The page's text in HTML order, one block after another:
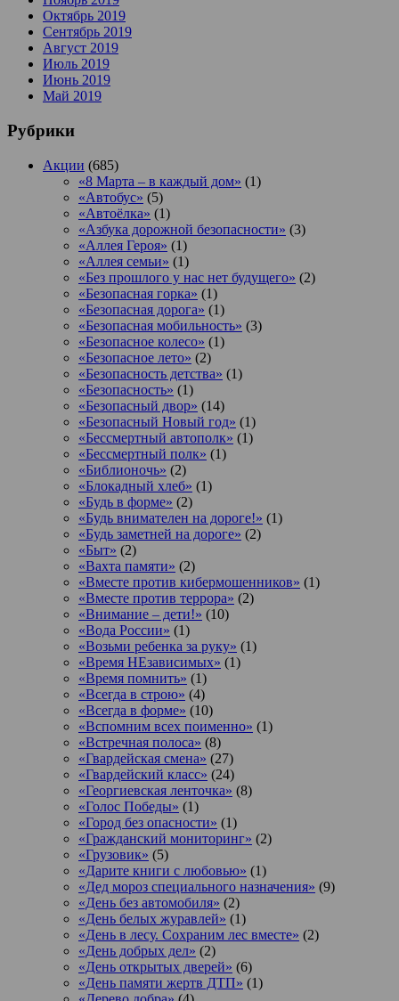
Октябрь 2019
Сентябрь 2019
Август 2019
Июль 2019
Июнь 2019
Май 2019
Рубрики
Акции (685)
«8 Марта – в каждый дом» (1)
«Автобус» (5)
«Автоёлка» (1)
«Азбука дорожной безопасности» (3)
«Аллея Героя» (1)
«Аллея семьи» (1)
«Без прошлого у нас нет будущего» (2)
«Безопасная горка» (1)
«Безопасная дорога» (1)
«Безопасная мобильность» (3)
«Безопасное колесо» (1)
«Безопасное лето» (2)
«Безопасность детства» (1)
«Безопасность» (1)
«Безопасный двор» (14)
«Безопасный Новый год» (1)
«Бессмертный автополк» (1)
«Бессмертный полк» (1)
«Библионочь» (2)
«Блокадный хлеб» (1)
«Будь в форме» (2)
«Будь внимателен на дороге!» (1)
«Будь заметней на дороге» (2)
«Быт» (2)
«Вахта памяти» (2)
«Вместе против кибермошенников» (1)
«Вместе против террора» (2)
«Внимание – дети!» (10)
«Вода России» (1)
«Возьми ребенка за руку» (1)
«Время НЕзависимых» (1)
«Время помнить» (1)
«Всегда в строю» (4)
«Всегда в форме» (10)
«Вспомним всех поименно» (1)
«Встречная полоса» (8)
«Гвардейская смена» (27)
«Гвардейский класс» (24)
«Георгиевская ленточка» (8)
«Голос Победы» (1)
«Город без опасности» (1)
«Гражданский мониторинг» (2)
«Грузовик» (5)
«Дарите книги с любовью» (1)
«Дед мороз специального назначения» (9)
«День без автомобиля» (2)
«День белых журавлей» (1)
«День в лесу. Сохраним лес вместе» (2)
«День добрых дел» (2)
«День открытых дверей» (6)
«День памяти жертв ДТП» (1)